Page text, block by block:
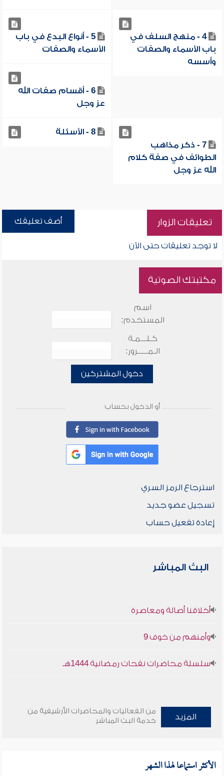
4 - منهج السلف في
باب الأسماء والصفات
وأسسه
5 - أنواع البدع في باب
الأسماء والصفات
6 - أقسام صفات الله
عز وجل
7 - ذكر مذاهب
الطوائف في صفة كلام
الله عز وجل
8 - الأسئلة
تعليقات الزوار أضف تعليقك
لا توجد تعليقات حتى الآن
مكتبتك الصوتية
اسم
المستخدم:
كـلـــمـة
الـمـــــرور:
دخول المشتركين
أو الدخول بحساب
استرجاع الرمز السري
تسجيل عضو جديد
إعادة تفعيل حساب
البث المباشر
أخلاقنا أصالة ومعاصرة
وأمنهم من خوف 9
سلسلة محاضرات نفحات رمضانية 1444هـ
المزيد
من الفعاليات والمحاضرات الأرشيفية من
خدمة البث المباشر
الأكثر استماعا لهذا الشهر